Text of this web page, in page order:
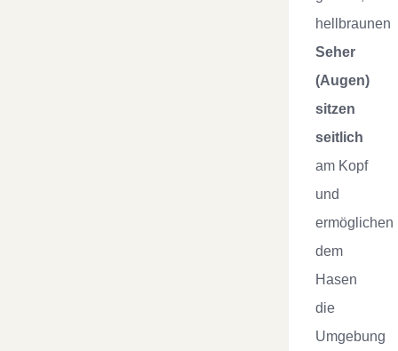
hellbraunen
Seher
(Augen)
sitzen
seitlich
am Kopf
und
ermöglichen
dem
Hasen
die
Umgebung